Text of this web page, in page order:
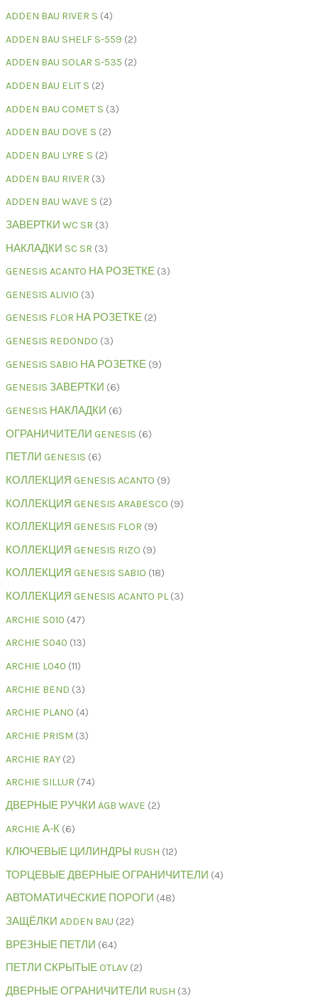
ADDEN BAU RIVER S 4
ADDEN BAU SHELF S-559 2
ADDEN BAU SOLAR S-535 2
ADDEN BAU ELIT S 2
ADDEN BAU COMET S 3
ADDEN BAU DOVE S 2
ADDEN BAU LYRE S 2
ADDEN BAU RIVER 3
ADDEN BAU WAVE S 2
ЗАВЕРТКИ WC SR 3
НАКЛАДКИ SC SR 3
GENESIS ACANTO НА РОЗЕТКЕ 3
GENESIS ALIVIO 3
GENESIS FLOR НА РОЗЕТКЕ 2
GENESIS REDONDO 3
GENESIS SABIO НА РОЗЕТКЕ 9
GENESIS ЗАВЕРТКИ 6
GENESIS НАКЛАДКИ 6
ОГРАНИЧИТЕЛИ GENESIS 6
ПЕТЛИ GENESIS 6
КОЛЛЕКЦИЯ GENESIS ACANTO 9
КОЛЛЕКЦИЯ GENESIS ARABESCO 9
КОЛЛЕКЦИЯ GENESIS FLOR 9
КОЛЛЕКЦИЯ GENESIS RIZO 9
КОЛЛЕКЦИЯ GENESIS SABIO 18
КОЛЛЕКЦИЯ GENESIS ACANTO PL 3
ARCHIE S010 47
ARCHIE S040 13
ARCHIE L040 11
ARCHIE BEND 3
ARCHIE PLANO 4
ARCHIE PRISM 3
ARCHIE RAY 2
ARCHIE SILLUR 74
ДВЕРНЫЕ РУЧКИ AGB WAVE 2
ARCHIE А-К 6
КЛЮЧЕВЫЕ ЦИЛИНДРЫ RUSH 12
ТОРЦЕВЫЕ ДВЕРНЫЕ ОГРАНИЧИТЕЛИ 4
АВТОМАТИЧЕСКИЕ ПОРОГИ 48
ЗАЩЁЛКИ ADDEN BAU 22
ВРЕЗНЫЕ ПЕТЛИ 64
ПЕТЛИ СКРЫТЫЕ OTLAV 2
ДВЕРНЫЕ ОГРАНИЧИТЕЛИ RUSH 3